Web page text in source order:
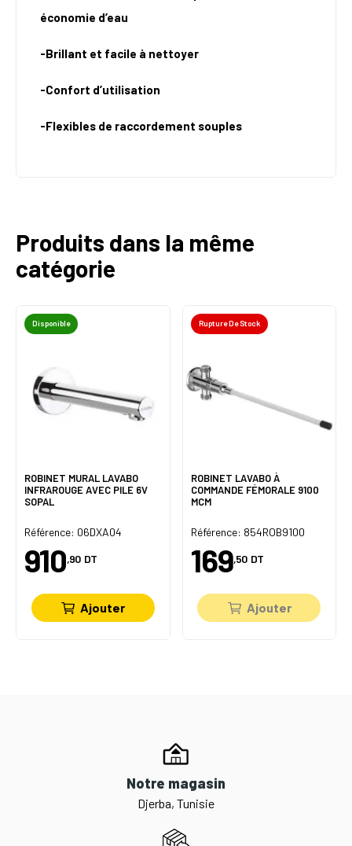
économie d’eau
-Brillant et facile à nettoyer
-Confort d’utilisation
-Flexibles de raccordement souples
Produits dans la même
catégorie
Disponible
ROBINET MURAL LAVABO
INFRAROUGE AVEC PILE 6V
SOPAL
Référence: 06DXA04
910,90 DT
Ajouter
Rupture De Stock
ROBINET LAVABO À
COMMANDE FÉMORALE 9100
MCM
Référence: 854ROB9100
169,50 DT
Ajouter
Notre magasin
Djerba, Tunisie